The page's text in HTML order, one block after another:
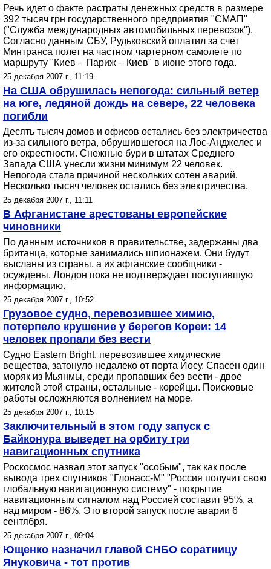
Речь идет о факте растраты денежных средств в размере
392 тысяч грн государственного предприятия "СМАП"
("Служба международных автомобильных перевозок").
Согласно данным СБУ, Рудьковский оплатил за счет
Минтранса полет на частном чартерном самолете по
маршруту "Киев – Париж – Киев" в июне этого года.
25 декабря 2007 г., 11:19
На США обрушилась непогода: сильный ветер
на юге, ледяной дождь на севере, 22 человека
погибли
Десять тысяч домов и офисов остались без электричества
из-за сильного ветра, обрушившегося на Лос-Анджелес и
его окрестности. Cнежные бури в штатах Среднего
Запада США унесли жизни минимум 22 человек.
Непогода стала причиной нескольких сотен аварий.
Несколько тысяч человек остались без электричества.
25 декабря 2007 г., 11:11
В Афганистане арестованы европейские
чиновники
По данным источников в правительстве, задержаны два
британца, которые занимались шпионажем. Они будут
высланы из страны, а их афганские сообщники -
осуждены. Лондон пока не подтверждает поступившую
информацию.
25 декабря 2007 г., 10:52
Грузовое судно, перевозившее химию,
потерпело крушение у берегов Кореи: 14
человек пропали без вести
Судно Eastern Bright, перевозившее химические
вещества, затонуло недалеко от порта Йосу. Спасен один
моряк из Мьянмы, среди пропавших без вести - двое
жителей этой страны, остальные - корейцы. Поисковые
работы осложняются волнением на море.
25 декабря 2007 г., 10:15
Заключительный в этом году запуск с
Байконура выведет на орбиту три
навигационных спутника
Роскосмос назвал этот запуск "особым", так как после
вывода трех спутников "Глонасс-М" "Россия получит свою
глобальную навигационную систему" - покрытие
навигационным сигналом над Россией составит 95%, а
над миром - 86%. Это второй запуск после аварии 6
сентября.
25 декабря 2007 г., 09:04
Ющенко назначил главой СНБО соратницу
Януковича - тот против